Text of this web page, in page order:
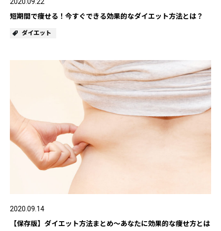
乾燥
シミ・そばかす
毛穴・キメ
敏感・肌あれ 日焼け
お悩みから探す TOP
トライアルキット
短期間で痩せる！今すぐできる効果的なダイエット方法とは？
ダイエット
2020.09.14
【保存版】ダイエット方法まとめ～あなたに効果的な痩せ方とは